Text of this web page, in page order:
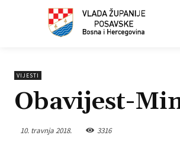
VIJESTI
Obavijest-
10. travnja 2018. 3316